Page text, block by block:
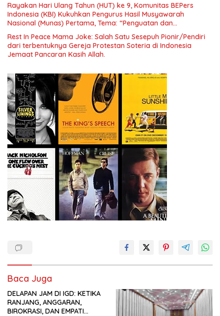
Rayakan Hari Ulang Tahun (HUT) ke 9, Komunitas BEPers
Indonesia (KBI) Kukuhkan Pengurus Hasil Musyawarah
Nasional (Munas) Pertama, Tema: “Penguatan dan
Pengembangan Organisasi KBI yang Berbasis Riset di seluruh
Indonesia dan Mancanegara”.
Rest In Peace Mama Joke: Salah Satu Sesepuh Pionir/Pendiri
dari terbentuknya Gereja Protestan Soteria di Indonesia
Jemaat Pancaran Kasih Allah.
Baca Juga
DELAPAN JAM DI IGD: KETIKA
RANJANG, ANGGARAN,
BIROKRASI, DAN EMPATI